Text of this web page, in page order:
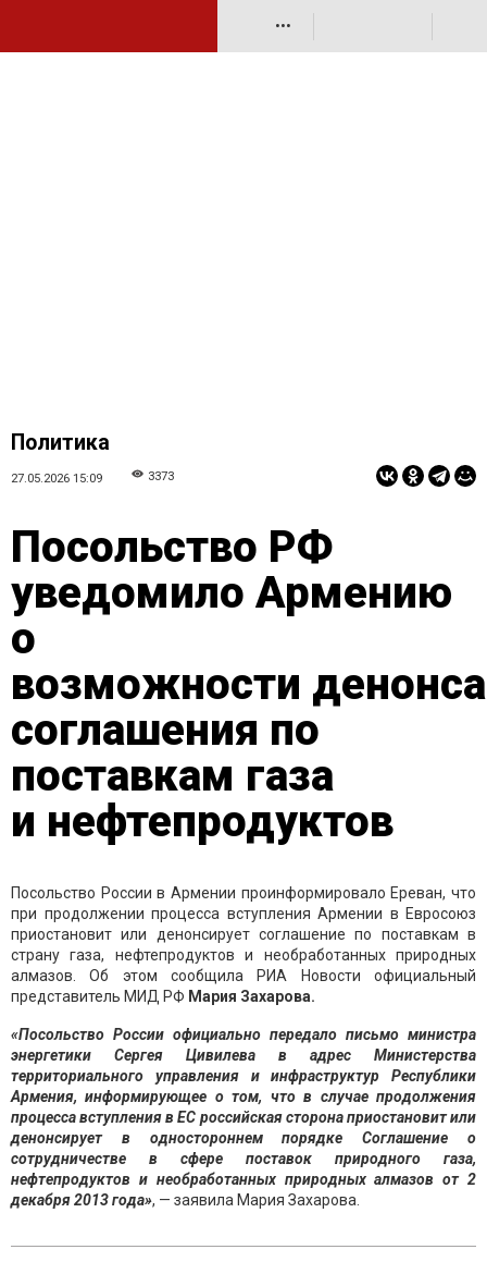
•••
Политика
27.05.2026 15:09 3373
Посольство РФ
уведомило Армению
о
возможности
соглашения по
поставкам газа
и нефтепродуктов
Посольство России в Армении проинформировало Ереван, что
при продолжении процесса вступления Армении в Евросоюз
приостановит или денонсирует соглашение по поставкам в
страну газа, нефтепродуктов и необработанных природных
алмазов. Об этом сообщила РИА Новости официальный
представитель МИД РФ Мария Захарова.
«Посольство России официально передало письмо министра
энергетики Сергея Цивилева в адрес Министерства
территориального управления и инфраструктур Республики
Армения, информирующее о том, что в случае продолжения
процесса вступления в ЕС российская сторона приостановит или
денонсирует в одностороннем порядке Соглашение о
сотрудничестве в сфере поставок природного газа,
нефтепродуктов и необработанных природных алмазов от 2
декабря 2013 года», — заявила Мария Захарова.